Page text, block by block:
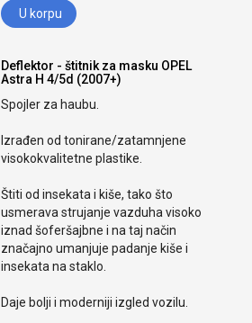
U korpu
Deflektor - štitnik za masku OPEL
Astra H 4/5d (2007+)
Spojler za haubu.
Izrađen od tonirane/zatamnjene
visokokvalitetne plastike.
Štiti od insekata i kiše, tako što
usmerava strujanje vazduha visoko
iznad šoferšajbne i na taj način
značajno umanjuje padanje kiše i
insekata na staklo.
Daje bolji i moderniji izgled vozilu.